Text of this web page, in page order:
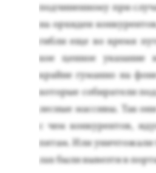
под­чи­нен­но­му при
на ор­хи­деи
гиб­ли еще во вре­мя
кое цен­ное ука­зание
край­не гу­ман­но на
кото­рые со­бира­тели
лес­ные мас­си­вы. Так
с чем кон­ку­рен­тов,
пя­там. Или унич­то­жали
лах бы­ли вы­вез­ти в